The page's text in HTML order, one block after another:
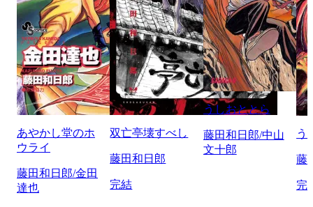
あやかし堂のホ
ウライ
藤田和日郎/金田
達也
双亡亭壊すべし
藤田和日郎
完結
うしおととら
藤田和日郎/中山
文十郎
う
藤
完